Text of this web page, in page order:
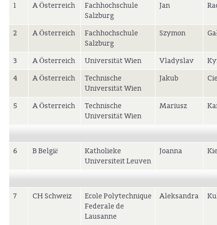
1 A Österreich
Fachhochschule
Salzburg
Jan
2 A Österreich
Fachhochschule
Salzburg
Szymon
3 A Österreich Universität Wien Vladyslav
4
A Österreich
Technische
Universität Wien
Jakub
5 A Österreich
Technische
Universität Wien
Mariusz
6 B België
Katholieke
Universiteit Leuven
Joanna
7 CH Schweiz
Ecole Polytechnique
Federale de
Lausanne
Aleksandra